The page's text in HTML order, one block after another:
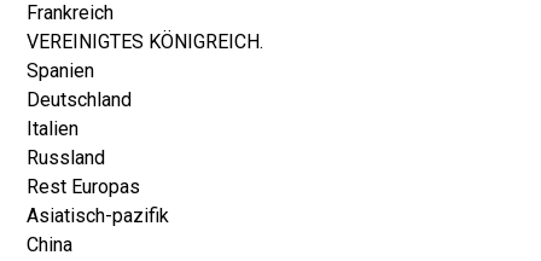
Frankreich
VEREINIGTES KÖNIGREICH.
Spanien
Deutschland
Italien
Russland
Rest Europas
Asiatisch-pazifik
China